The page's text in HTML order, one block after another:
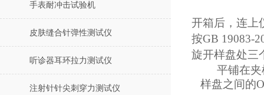
手表耐冲击试验机
皮肤缝合针弹性测试仪
听诊器耳环拉力测试仪
注射针针尖刺穿力测试仪
开箱后，连上
按GB 19083-
旋开样盘处三
平铺在
样盘之间的O